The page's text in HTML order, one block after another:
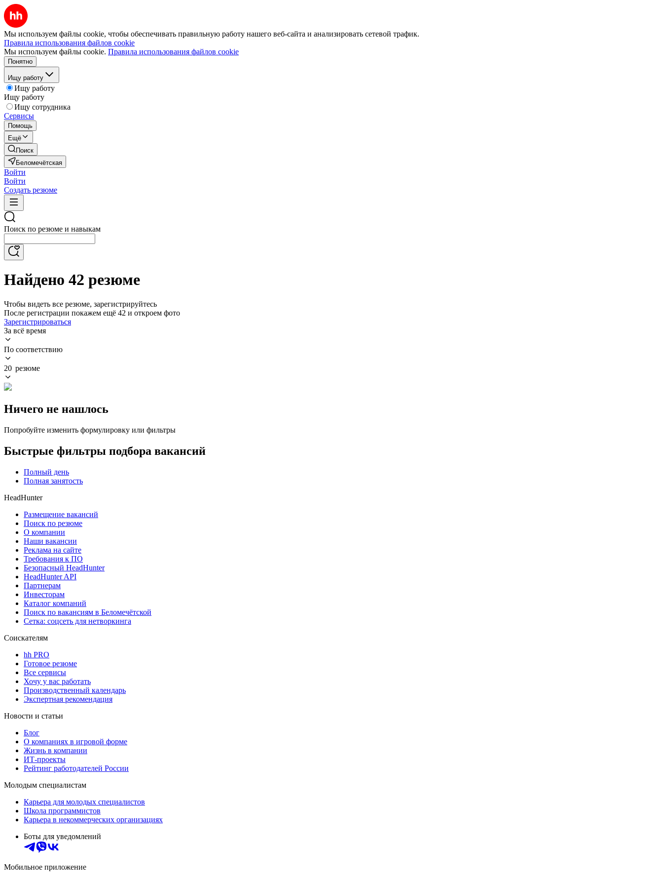
Мы используем файлы cookie, чтобы обеспечивать правильную работу нашего веб-сайта и анализировать сетевой трафик.
Правила использования файлов cookie
Мы используем файлы cookie. Правила использования файлов cookie
Понятно
Ищу работу
Ищу работу
Ищу работу
Ищу сотрудника
Сервисы
Помощь
Ещё
Поиск
Беломечётская
Войти
Войти
Создать резюме
Поиск по резюме и навыкам
Найдено 42 резюме
Чтобы видеть все резюме, зарегистрируйтесь
После регистрации покажем ещё 42 и откроем фото
Зарегистрироваться
За всё время
По соответствию
20 резюме
Ничего не нашлось
Попробуйте изменить формулировку или фильтры
Быстрые фильтры подбора вакансий
Полный день
Полная занятость
HeadHunter
Размещение вакансий
Поиск по резюме
О компании
Наши вакансии
Реклама на сайте
Требования к ПО
Безопасный HeadHunter
HeadHunter API
Партнерам
Инвесторам
Каталог компаний
Поиск по вакансиям в Беломечётской
Сетка: соцсеть для нетворкинга
Соискателям
hh PRO
Готовое резюме
Все сервисы
Хочу у вас работать
Производственный календарь
Экспертная рекомендация
Новости и статьи
Блог
О компаниях в игровой форме
Жизнь в компании
ИТ-проекты
Рейтинг работодателей России
Молодым специалистам
Карьера для молодых специалистов
Школа программистов
Карьера в некоммерческих организациях
Боты для уведомлений
Мобильное приложение